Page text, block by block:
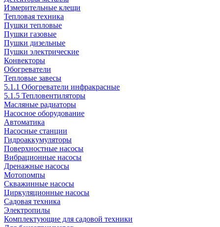
Измерительные клещи
Тепловая техника
Пушки тепловые
Пушки газовые
Пушки дизельные
Пушки электрические
Конвекторы
Обогреватели
Тепловые завесы
5.1.1 Обогреватели инфракрасные
5.1.5 Тепловентиляторы
Масляные радиаторы
Насосное оборудование
Автоматика
Насосные станции
Гидроаккумуляторы
Поверхностные насосы
Вибрационные насосы
Дренажные насосы
Мотопомпы
Скважинные насосы
Циркуляционные насосы
Садовая техника
Электропилы
Комплектующие для садовой техники